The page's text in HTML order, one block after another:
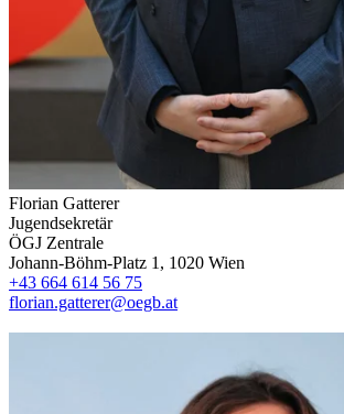
Florian Gatterer
Jugendsekretär
ÖGJ Zentrale
Johann-Böhm-Platz 1, 1020 Wien
+43 664 614 56 75
florian.gatterer@oegb.at